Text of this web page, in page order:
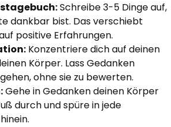
Schreibe 3-5 Dinge auf,
dankbar bist. Das verschiebt
positive Erfahrungen.
Konzentriere dich auf deinen
Körper. Lass Gedanken
ohne sie zu bewerten.
Gehe in Gedanken deinen Körper
durch und spüre in jede